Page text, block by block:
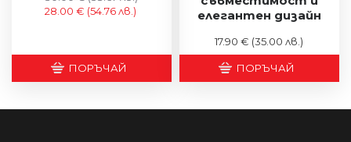
28.00 € (54.76 лв.)
ПОРЪЧАЙ
елегантен дизайн
17.90 € (35.00 лв.)
ПОРЪЧАЙ